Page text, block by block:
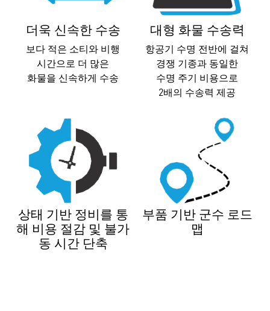
더욱 신속한 수송
보다 적은 소티와 비행
시간으로 더 많은
화물을 신속하게 수송
대형 화물 수송력
항공기 수명 전반에 걸쳐
경쟁 기종과 동일한
수명 주기 비용으로
2배의 수송력 제공
상태 기반 정비를 통
해 비용 절감 및 불가
동 시간 단축
부품 기반 군수 로드
맵